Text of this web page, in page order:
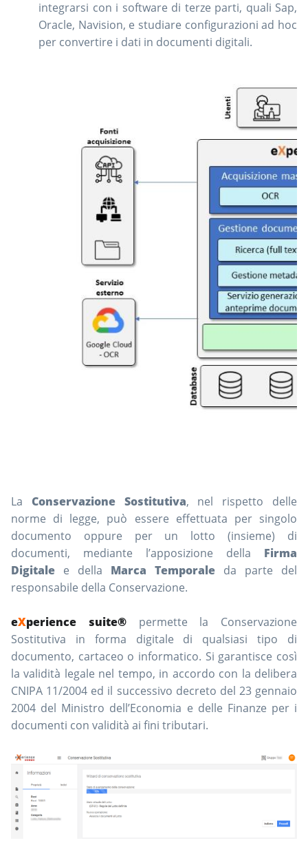
integrarsi con i software di terze parti, quali Sap,
Oracle, Navision, e studiare configurazioni ad hoc
per convertire i dati in documenti digitali.
La Conservazione Sostitutiva, nel rispetto delle
norme di legge, può essere effettuata per singolo
documento oppure per un lotto (insieme) di
documenti, mediante l’apposizione della Firma
Digitale e della Marca Temporale da parte del
responsabile della Conservazione.
eXperience suite®permette la Conservazione
Sostitutiva in forma digitale di qualsiasi tipo di
documento, cartaceo o informatico. Si garantisce così
la validità legale nel tempo, in accordo con la delibera
CNIPA 11/2004 ed il successivo decreto del 23 gennaio
2004 del Ministro dell’Economia e delle Finanze per i
documenti con validità ai fini tributari.